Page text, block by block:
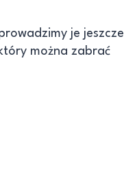
je jeszcze
można zabrać